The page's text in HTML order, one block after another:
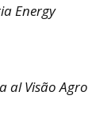
Energy
al Visão Agro